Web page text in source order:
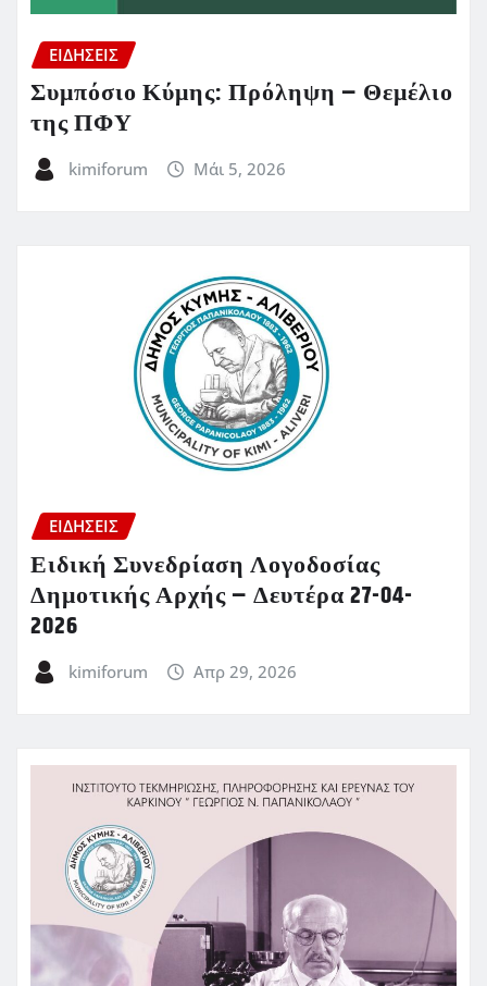
ΕΙΔΗΣΕΙΣ
Συμπόσιο Κύμης: Πρόληψη – Θεμέλιο
της ΠΦΥ
kimiforum Μάι 5, 2026
ΕΙΔΗΣΕΙΣ
Ειδική Συνεδρίαση Λογοδοσίας
Δημοτικής Αρχής – Δευτέρα 27-04-
2026
kimiforum Απρ 29, 2026